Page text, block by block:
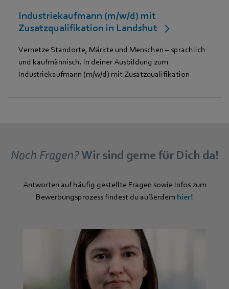
Industriekaufmann (m/w/d) mit
Zusatzqualifikation in Landshut
Vernetze Standorte, Märkte und Menschen – sprachlich
und kaufmännisch. In deiner Ausbildung zum
Industriekaufmann (m/w/d) mit Zusatzqualifikation
Noch Fragen?Wir sind gerne für Dich da!
Antworten auf häufig gestellte Fragen sowie Infos zum
Bewerbungsprozess findest du außerdem hier!